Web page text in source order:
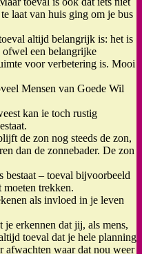
laat van huis ging om je bus
altijd belangrijk is: het is
een belangrijke
voor verbetering is. Mooi
Mensen van Goede Wil
kan ie toch rustig
de zon nog steeds de zon,
dan de zonnebader. De zon
bestaat – toeval bijvoorbeeld
moeten trekken.
als invloed in je leven
je erkennen dat jij, als mens,
toeval dat je hele planning
afwachten waar dat nou weer